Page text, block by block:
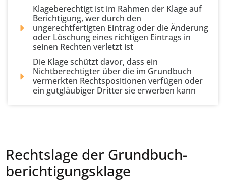
Klageberechtigt ist im Rahmen der Klage auf
Berichtigung, wer durch den
ungerechtfertigten Eintrag oder die Änderung
oder Löschung eines richtigen Eintrags in
seinen Rechten verletzt ist
Die Klage schützt davor, dass ein
Nichtberechtigter über die im Grundbuch
vermerkten Rechtspositionen verfügen oder
ein gutgläubiger Dritter sie erwerben kann
Rechtslage der Grundbuch­
berichtigungs­klage